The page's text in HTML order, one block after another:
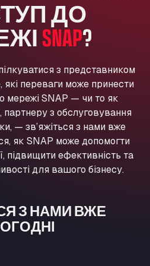
8LT
68219
XXL Truckwash.de
ДО
SNAP?
з представником
переваги може принести
мережі SNAP — чи то як
партнеру з обслуговування
— зв’яжіться з нами вже
як SNAP може допомогти
підвищити ефективність та
для вашого бізнесу.
З НАМИ ВЖЕ